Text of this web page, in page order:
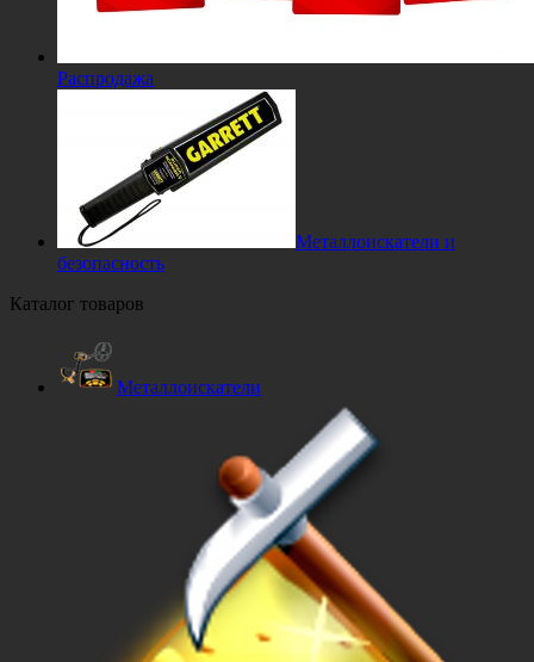
Распродажа
Металлоискатели и
безопасность
Каталог товаров
Металлоискатели